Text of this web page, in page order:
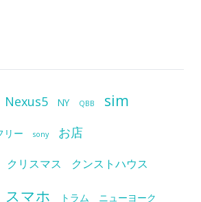
Nexus5 NY QBB sim
リー sony
お店
クリスマス クンストハウス
スマホ トラム ニューヨーク